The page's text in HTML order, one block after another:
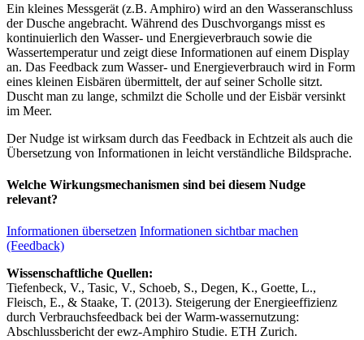
Ein kleines Messgerät (z.B. Amphiro) wird an den Wasseranschluss
der Dusche angebracht. Während des Duschvorgangs misst es
kontinuierlich den Wasser- und Energieverbrauch sowie die
Wassertemperatur und zeigt diese Informationen auf einem Display
an. Das Feedback zum Wasser- und Energieverbrauch wird in Form
eines kleinen Eisbären übermittelt, der auf seiner Scholle sitzt.
Duscht man zu lange, schmilzt die Scholle und der Eisbär versinkt
im Meer.
Der Nudge ist wirksam durch das Feedback in Echtzeit als auch die
Übersetzung von Informationen in leicht verständliche Bildsprache.
Welche Wirkungsmechanismen sind bei diesem Nudge
relevant?
Informationen übersetzen Informationen sichtbar machen
(Feedback)
Wissenschaftliche Quellen:
Tiefenbeck, V., Tasic, V., Schoeb, S., Degen, K., Goette, L.,
Fleisch, E., & Staake, T. (2013). Steigerung der Energieeffizienz
durch Verbrauchsfeedback bei der Warm-wassernutzung:
Abschlussbericht der ewz-Amphiro Studie. ETH Zurich.